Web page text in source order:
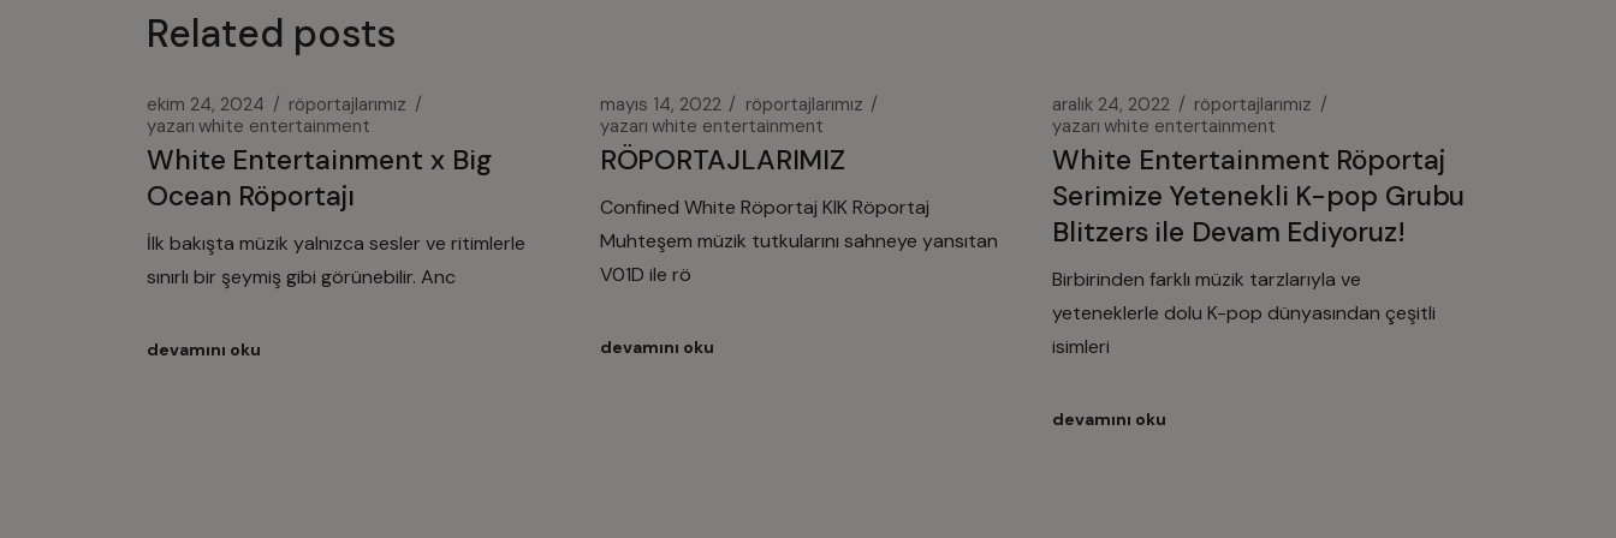
Related posts
ekim 24, 2024
röportajlarımız
yazarı white entertainment
White Entertainment x Big
Ocean Röportajı
İlk bakışta müzik yalnızca sesler ve ritimlerle
sınırlı bir şeymiş gibi görünebilir. Anc
devamını oku
mayıs 14, 2022
röportajlarımız
yazarı white entertainment
RÖPORTAJLARIMIZ
Confined White Röportaj KIK Röportaj
Muhteşem müzik tutkularını sahneye yansıtan
V01D ile rö
devamını oku
aralık 24, 2022
röportajlarımız
yazarı white entertainment
White Entertainment Röportaj
Serimize Yetenekli K-pop Grubu
Blitzers ile Devam Ediyoruz!
Birbirinden farklı müzik tarzlarıyla ve
yeteneklerle dolu K-pop dünyasından çeşitli
isimleri
devamını oku